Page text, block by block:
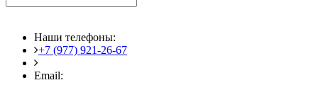
Наши телефоны:
+7 (977) 921-26-67
Email: